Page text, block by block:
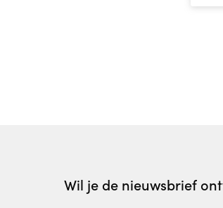
Wil je de nieuwsbrief